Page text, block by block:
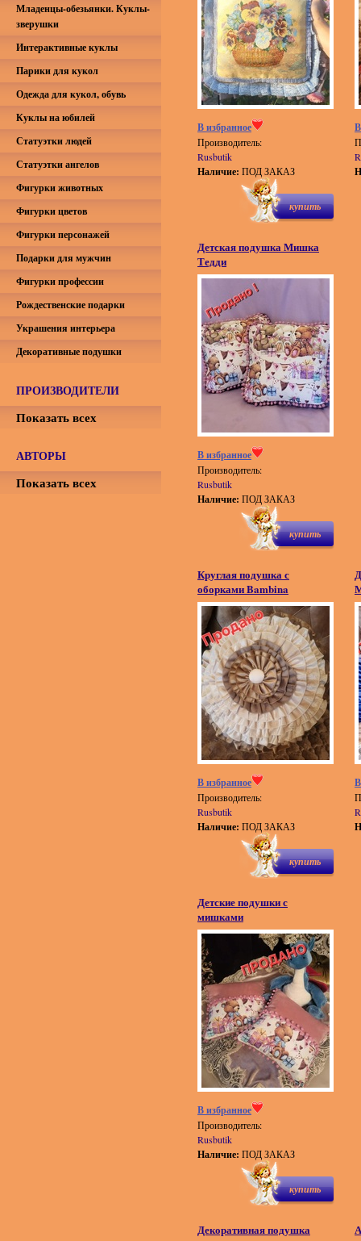
В избранное
Производитель:
Rusbutik
Наличие: ПОД ЗАКАЗ
купить
Детская подушка Мишка
Тедди
В избранное
Производитель:
Rusbutik
Наличие: ПОД ЗАКАЗ
купить
Круглая подушка с
оборками Bambina
В избранное
Производитель:
Rusbutik
Наличие: ПОД ЗАКАЗ
купить
Детские подушки с
мишками
В избранное
Производитель:
Rusbutik
Наличие: ПОД ЗАКАЗ
купить
Декоративная подушка
Младенцы-обезьянки. Куклы-
зверушки
Интерактивные куклы
Парики для кукол
Одежда для кукол, обувь
Куклы на юбилей
Статуэтки людей
Статуэтки ангелов
Фигурки животных
Фигурки цветов
Фигурки персонажей
Подарки для мужчин
Фигурки профессии
Рождественские подарки
Украшения интерьера
Декоративные подушки
ПРОИЗВОДИТЕЛИ
Показать всех
АВТОРЫ
Показать всех